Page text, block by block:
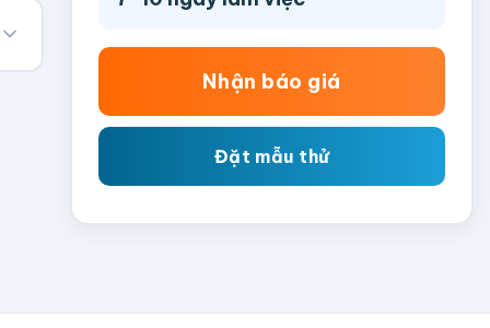
Nhận báo giá
Đặt mẫu thử